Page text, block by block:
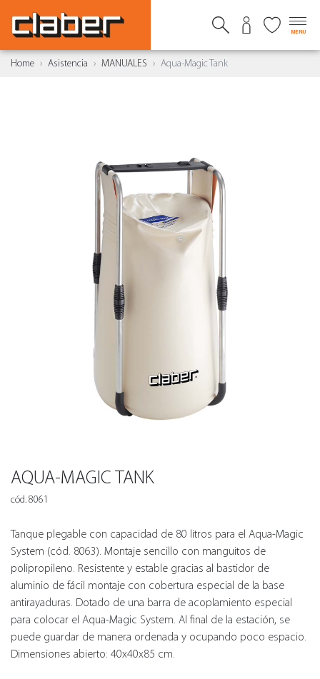
MENU
Home Asistencia MANUALES Aqua-Magic Tank
AQUA-MAGIC TANK
cód. 8061
Tanque plegable con capacidad de 80 litros para el Aqua-Magic
System (cód. 8063). Montaje sencillo con manguitos de
polipropileno. Resistente y estable gracias al bastidor de
aluminio de fácil montaje con cobertura especial de la base
antirayaduras. Dotado de una barra de acoplamiento especial
para colocar el Aqua-Magic System. Al final de la estación, se
puede guardar de manera ordenada y ocupando poco espacio.
Dimensiones abierto: 40x40x85 cm.